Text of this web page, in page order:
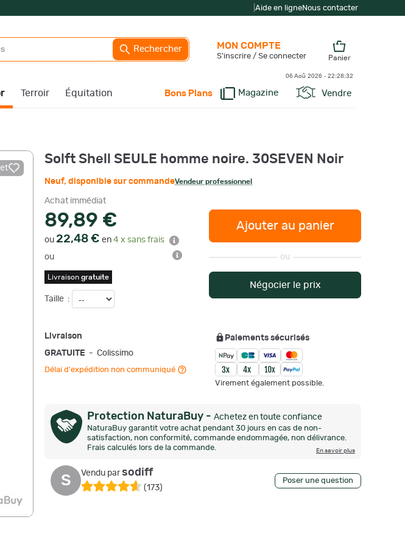
Aide en ligneNous contacter
Rechercher
Terroir Équitation Bons Plans Magazine Vendre
MON COMPTE
S'inscrire / Se connecter Panier
06 Aoû 2026 - 22:28:32
Solft Shell SEULE homme noire. 30SEVEN Noir
Neuf, disponible sur commandeVendeur professionnel
Achat immédiat
89,89 €
ou 22,48 € en 4 x sans frais
ou
Livraison gratuite
Taille :
Ajouter au panier
ou
Négocier le prix
Livraison
GRATUITE - Colissimo
Délai d'expédition non communiqué
Paiements sécurisés
Virement également possible.
Protection NaturaBuy - Achetez en toute confiance
NaturaBuy garantit votre achat pendant 30 jours en cas de non-
satisfaction, non conformité, commande endommagée, non délivrance.
Frais calculés lors de la commande.
En savoir plus
S Vendu parsodiff
(173)
Poser une question